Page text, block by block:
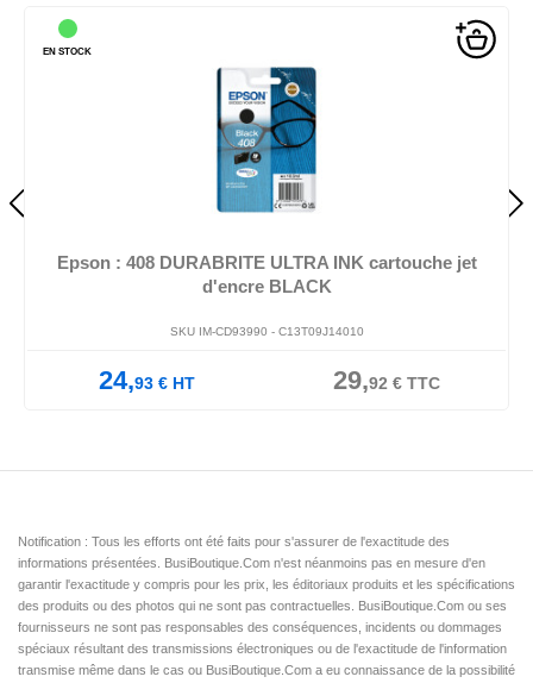
Epson : 408 DURABRITE ULTRA INK cartouche jet
d'encre BLACK
SKU IM-CD93990 - C13T09J14010
24,93 € HT 29,92 €TTC
EN STOCK
Notification : Tous les efforts ont été faits pour s'assurer de l'exactitude des
informations présentées. BusiBoutique.Com n'est néanmoins pas en mesure d'en
garantir l'exactitude y compris pour les prix, les éditoriaux produits et les spécifications
des produits ou des photos qui ne sont pas contractuelles. BusiBoutique.Com ou ses
fournisseurs ne sont pas responsables des conséquences, incidents ou dommages
spéciaux résultant des transmissions électroniques ou de l'exactitude de l'information
transmise même dans le cas ou BusiBoutique.Com a eu connaissance de la possibilité